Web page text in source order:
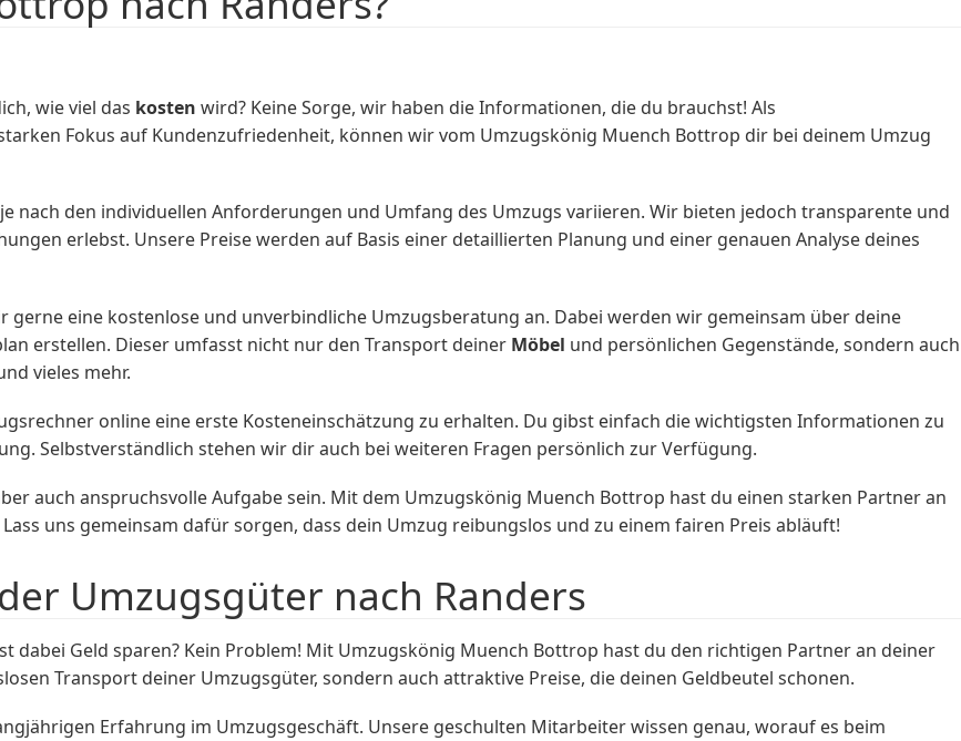
wie viel das kosten wird? Keine Sorge, wir haben die Informationen, die du brauchst! Als
Fokus auf Kundenzufriedenheit, können wir vom Umzugskönig Muench Bottrop dir bei deinem Umzug
nach den individuellen Anforderungen und Umfang des Umzugs variieren. Wir bieten jedoch transparente und
erlebst. Unsere Preise werden auf Basis einer detaillierten Planung und einer genauen Analyse deines
eine kostenlose und unverbindliche Umzugsberatung an. Dabei werden wir gemeinsam über deine
erstellen. Dieser umfasst nicht nur den Transport deiner Möbel und persönlichen Gegenstände, sondern auch
vieles mehr.
online eine erste Kosteneinschätzung zu erhalten. Du gibst einfach die wichtigsten Informationen zu
Selbstverständlich stehen wir dir auch bei weiteren Fragen persönlich zur Verfügung.
auch anspruchsvolle Aufgabe sein. Mit dem Umzugskönig Muench Bottrop hast du einen starken Partner an
uns gemeinsam dafür sorgen, dass dein Umzug reibungslos und zu einem fairen Preis abläuft!
Umzugsgüter nach Randers
dabei Geld sparen? Kein Problem! Mit Umzugskönig Muench Bottrop hast du den richtigen Partner an deiner
Transport deiner Umzugsgüter, sondern auch attraktive Preise, die deinen Geldbeutel schonen.
Erfahrung im Umzugsgeschäft. Unsere geschulten Mitarbeiter wissen genau, worauf es beim